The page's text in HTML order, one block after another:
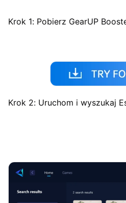
Krok 1: Pobierz GearUP
Krok 2: Uruchom i wyszukaj